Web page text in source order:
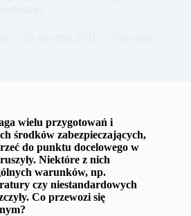
wielu przygotowań i
środków zabezpieczających,
do punktu docelowego w
Niektóre z nich
warunków, np.
czy niestandardowych
Co przewozi się